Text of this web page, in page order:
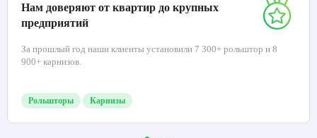
Нам доверяют от квартир до крупных
предприятий
За прошлый год наши клиенты установили 7 300+ рольштор и 8
900+ карнизов.
Рольшторы Карнизы